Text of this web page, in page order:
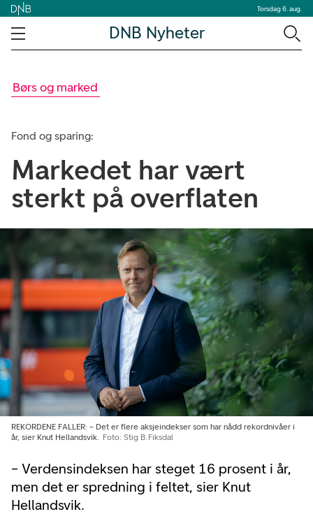
Torsdag 6. aug.
DNB Nyheter
Børs og marked
Fond og sparing:
Markedet har vært
sterkt på overflaten
– Verdensindeksen har steget 16 prosent i år,
men det er spredning i feltet, sier Knut
Hellandsvik.
REKORDENE FALLER: – Det er flere aksjeindekser som har nådd rekordnivåer i
år, sier Knut Hellandsvik.
Foto: Stig B.Fiksdal